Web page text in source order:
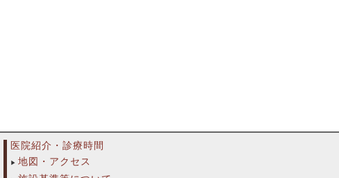
医院紹介・診療時間
地図・アクセス